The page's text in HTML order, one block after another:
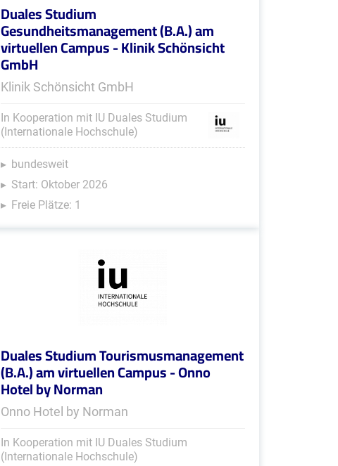
Duales Studium
Gesundheitsmanagement (B.A.) am
virtuellen Campus - Klinik Schönsicht
GmbH
Klinik Schönsicht GmbH
In Kooperation mit IU Duales Studium
(Internationale Hochschule)
bundesweit
Start: Oktober 2026
Freie Plätze: 1
Duales Studium Tourismusmanagement
(B.A.) am virtuellen Campus - Onno
Hotel by Norman
Onno Hotel by Norman
In Kooperation mit IU Duales Studium
(Internationale Hochschule)